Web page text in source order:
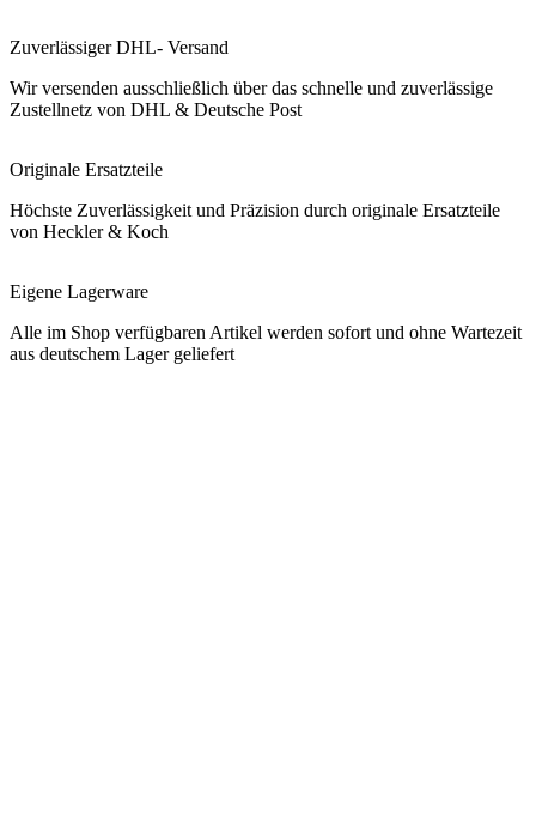
Zuverlässiger DHL- Versand
Wir versenden ausschließlich über das schnelle und zuverlässige
Zustellnetz von DHL & Deutsche Post
Originale Ersatzteile
Höchste Zuverlässigkeit und Präzision durch originale Ersatzteile
von Heckler & Koch
Eigene Lagerware
Alle im Shop verfügbaren Artikel werden sofort und ohne Wartezeit
aus deutschem Lager geliefert